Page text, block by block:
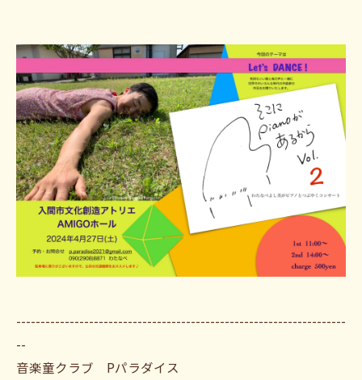
--------------------------------------------------------------------
--
音楽童クラブ Pパラダイス